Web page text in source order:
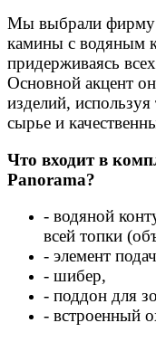
Мы выбрали фирму
камины с водяным
придерживаясь
Основной акцент
изделий,
сырье и
Что входит в
Panorama?
- водяной
всей топки
- элемент
- шибер,
- поддон для
- встроенный